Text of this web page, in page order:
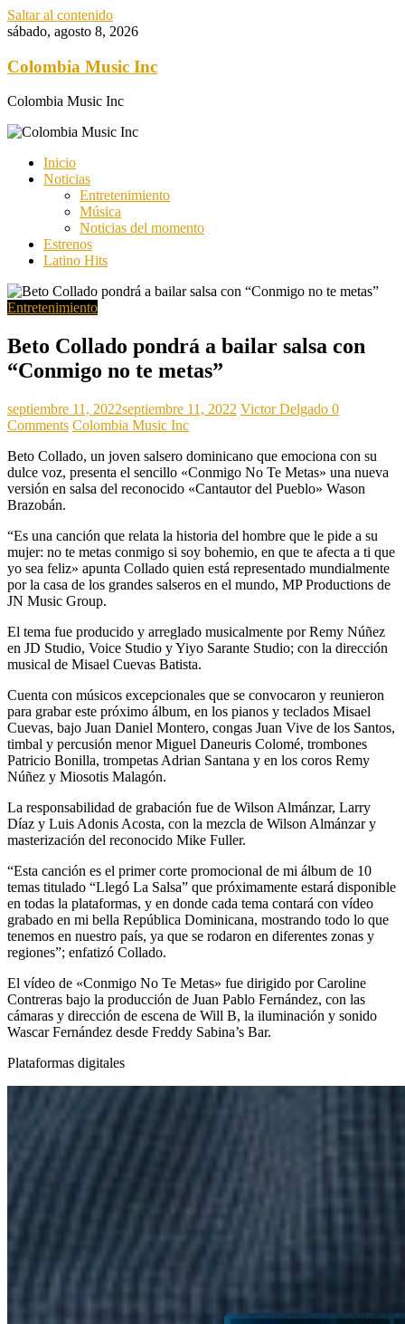
Saltar al contenido
sábado, agosto 8, 2026
Colombia Music Inc
Colombia Music Inc
Inicio
Noticias
Entretenimiento
Música
Noticias del momento
Estrenos
Latino Hits
Entretenimiento
Beto Collado pondrá a bailar salsa con
“Conmigo no te metas”
septiembre 11, 2022septiembre 11, 2022 Victor Delgado 0
Comments Colombia Music Inc
Beto Collado, un joven salsero dominicano que emociona con su
dulce voz, presenta el sencillo «Conmigo No Te Metas» una nueva
versión en salsa del reconocido «Cantautor del Pueblo» Wason
Brazobán.
“Es una canción que relata la historia del hombre que le pide a su
mujer: no te metas conmigo si soy bohemio, en que te afecta a ti que
yo sea feliz» apunta Collado quien está representado mundialmente
por la casa de los grandes salseros en el mundo, MP Productions de
JN Music Group.
El tema fue producido y arreglado musicalmente por Remy Núñez
en JD Studio, Voice Studio y Yiyo Sarante Studio; con la dirección
musical de Misael Cuevas Batista.
Cuenta con músicos excepcionales que se convocaron y reunieron
para grabar este próximo álbum, en los pianos y teclados Misael
Cuevas, bajo Juan Daniel Montero, congas Juan Vive de los Santos,
timbal y percusión menor Miguel Daneuris Colomé, trombones
Patricio Bonilla, trompetas Adrian Santana y en los coros Remy
Núñez y Miosotis Malagón.
La responsabilidad de grabación fue de Wilson Almánzar, Larry
Díaz y Luis Adonis Acosta, con la mezcla de Wilson Almánzar y
masterización del reconocido Mike Fuller.
“Esta canción es el primer corte promocional de mi álbum de 10
temas titulado “Llegó La Salsa” que próximamente estará disponible
en todas la plataformas, y en donde cada tema contará con vídeo
grabado en mi bella República Dominicana, mostrando todo lo que
tenemos en nuestro país, ya que se rodaron en diferentes zonas y
regiones”; enfatizó Collado.
El vídeo de «Conmigo No Te Metas» fue dirigido por Caroline
Contreras bajo la producción de Juan Pablo Fernández, con las
cámaras y dirección de escena de Will B, la iluminación y sonido
Wascar Fernández desde Freddy Sabina’s Bar.
Plataformas digitales